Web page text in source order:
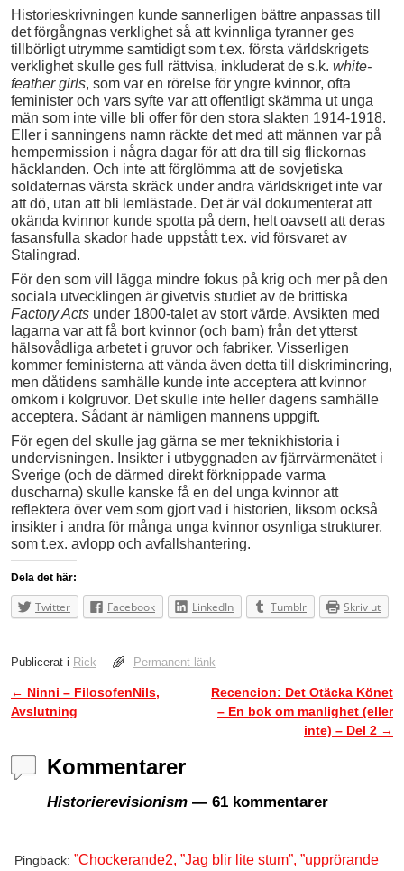
Historieskrivningen kunde sannerligen bättre anpassas till
det förgångnas verklighet så att kvinnliga tyranner ges
tillbörligt utrymme samtidigt som t.ex. första världskrigets
verklighet skulle ges full rättvisa, inkluderat de s.k. white-
feather girls, som var en rörelse för yngre kvinnor, ofta
feminister och vars syfte var att offentligt skämma ut unga
män som inte ville bli offer för den stora slakten 1914-1918.
Eller i sanningens namn räckte det med att männen var på
hempermission i några dagar för att dra till sig flickornas
häcklanden. Och inte att förglömma att de sovjetiska
soldaternas värsta skräck under andra världskriget inte var
att dö, utan att bli lemlästade. Det är väl dokumenterat att
okända kvinnor kunde spotta på dem, helt oavsett att deras
fasansfulla skador hade uppstått t.ex. vid försvaret av
Stalingrad.
För den som vill lägga mindre fokus på krig och mer på den
sociala utvecklingen är givetvis studiet av de brittiska
Factory Acts under 1800-talet av stort värde. Avsikten med
lagarna var att få bort kvinnor (och barn) från det ytterst
hälsovådliga arbetet i gruvor och fabriker. Visserligen
kommer feministerna att vända även detta till diskriminering,
men dåtidens samhälle kunde inte acceptera att kvinnor
omkom i kolgruvor. Det skulle inte heller dagens samhälle
acceptera. Sådant är nämligen mannens uppgift.
För egen del skulle jag gärna se mer teknikhistoria i
undervisningen. Insikter i utbyggnaden av fjärrvärmenätet i
Sverige (och de därmed direkt förknippade varma
duscharna) skulle kanske få en del unga kvinnor att
reflektera över vem som gjort vad i historien, liksom också
insikter i andra för många unga kvinnor osynliga strukturer,
som t.ex. avlopp och avfallshantering.
Dela det här:
Twitter Facebook LinkedIn Tumblr Skriv ut
Publicerat i Rick Permanent länk
Inläggsnavigering
← Ninni – FilosofenNils,
Avslutning
Recencion: Det Otäcka Könet
– En bok om manlighet (eller
inte) – Del 2 →
Kommentarer
Historierevisionism — 61 kommentarer
Pingback: ”Chockerande2, ”Jag blir lite stum”, ”upprörande